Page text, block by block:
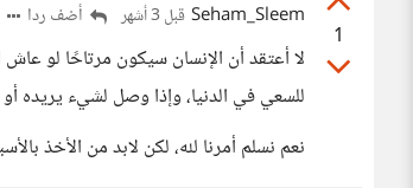
1
Seham_Sleem قبل 3 أشهر أضف ردا
لا أعتقد أن الإنسان سيكون مرتاحًا لو
للسعي في الدنيا، وإذا وصل لشيء يريده
نعم نسلم أمرنا لله، لكن لابد من الأخذ